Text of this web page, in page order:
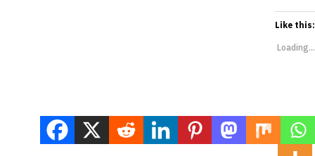
Like this:
Loading...